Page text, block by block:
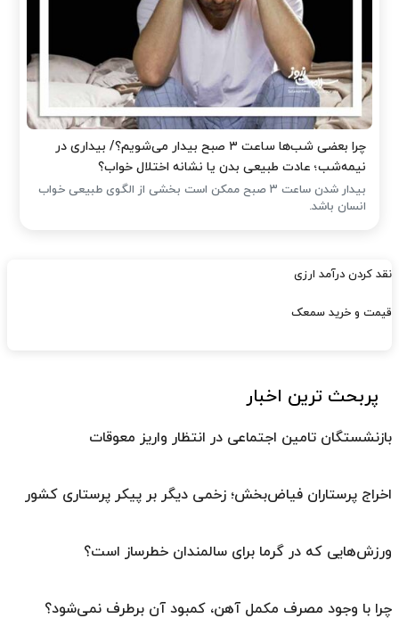
چرا بعضی شب‌ها ساعت ۳ صبح بیدار می‌شویم؟/ بیداری در
نیمه‌شب؛ عادت طبیعی بدن یا نشانه اختلال خواب؟
بیدار شدن ساعت ۳ صبح ممکن است بخشی از الگوی طبیعی خواب
انسان باشد.
نقد کردن درآمد ارزی
قیمت و خرید سمعک
پربحث ترین اخبار
بازنشستگان تامین اجتماعی در انتظار واریز معوقات
اخراج پرستاران فیاض‌بخش؛ زخمی دیگر بر پیکر پرستاری کشور
ورزش‌هایی که در گرما برای سالمندان خطرساز است؟
چرا با وجود مصرف مکمل آهن، کمبود آن برطرف نمی‌شود؟